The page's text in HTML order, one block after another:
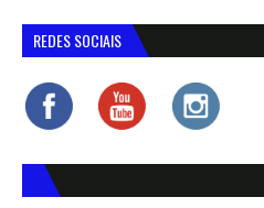
REDES SOCIAIS